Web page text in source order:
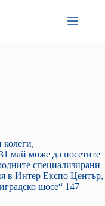
май може да посетите
специализирани
в Интер Експо Център,
шосе“ 147